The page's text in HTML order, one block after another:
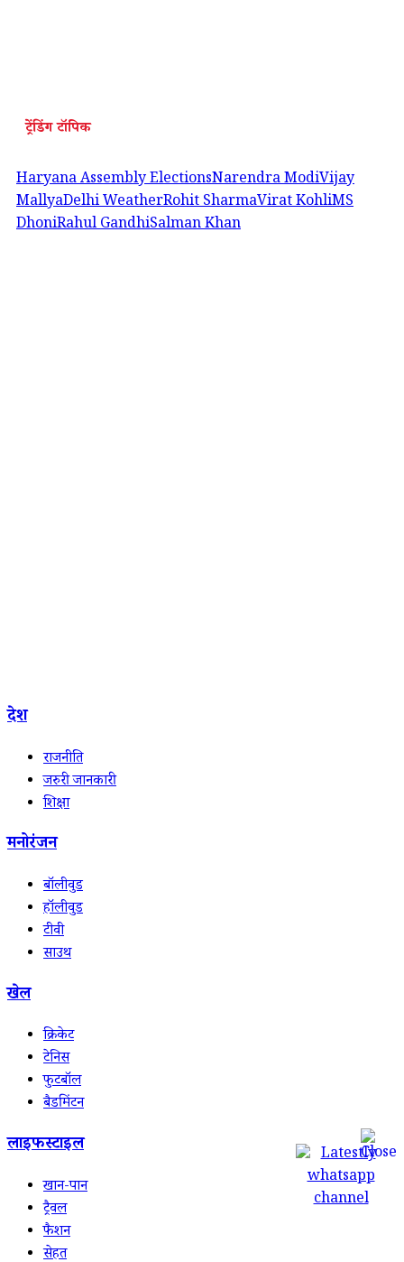
ट्रेंडिंग टॉपिक
Haryana Assembly ElectionsNarendra ModiVijay
MallyaDelhi WeatherRohit SharmaVirat KohliMS
DhoniRahul GandhiSalman Khan
देश
राजनीति
जरुरी जानकारी
शिक्षा
मनोरंजन
बॉलीवुड
हॉलीवुड
टीवी
साउथ
खेल
क्रिकेट
टेनिस
फुटबॉल
बैडमिंटन
लाइफस्टाइल
खान-पान
ट्रैवल
फैशन
सेहत